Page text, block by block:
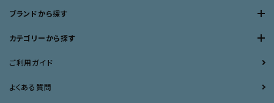
ブランドから探す
カテゴリーから探す
ご利用ガイド
よくある質問